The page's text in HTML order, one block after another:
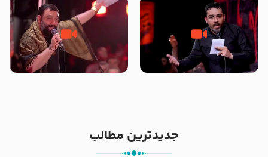
شور ، حسینا! به‌ حق زهرا «أُنْظُرْ
إِلَینا» – عزاداری شب هفتم ماه
جانا جانا ابی عبدالله – کربلایی جواد
مقدم – شب هشتم محرم 1448 –
جدیدترین مطالب